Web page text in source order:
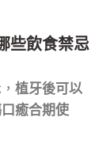
些飲食禁忌
植牙後可以
癒合期使